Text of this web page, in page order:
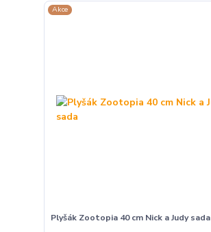
Akce
Plyšák Zootopia 40 cm Nick a Judy sada